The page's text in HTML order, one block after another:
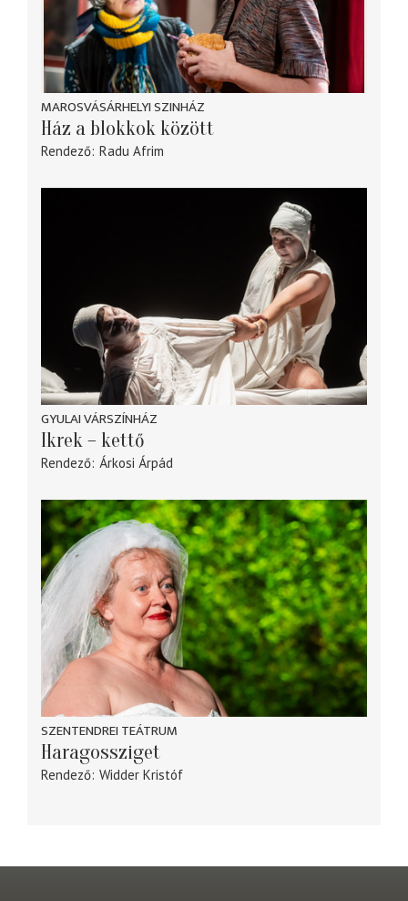
MAROSVÁSÁRHELYI SZINHÁZ
Ház a blokkok között
Rendező Radu Afrim
GYULAI VÁRSZÍNHÁZ
Ikrek – kettő
Rendező Árkosi Árpád
SZENTENDREI TEÁTRUM
Haragossziget
Rendező Widder Kristóf